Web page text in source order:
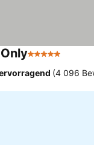
5 Sterne
(4 096